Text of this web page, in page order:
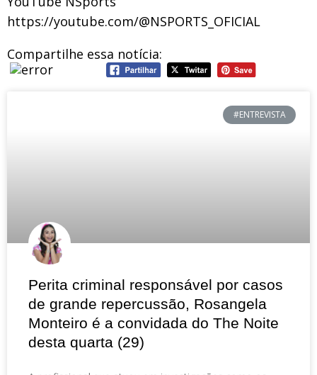
https://youtube.com/@NSPORTS_OFICIAL
Compartilhe essa notícia:
#ENTREVISTA
Perita criminal responsável por casos
de grande repercussão, Rosangela
Monteiro é a convidada do The Noite
desta quarta (29)